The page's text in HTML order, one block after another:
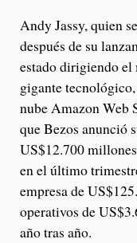
Andy Jassy, ​​quien
después de su
estado dirigiendo el
gigante
nube Amazon Web
que Bezos anunció
US$12.700
en el último
empresa de
operativos de
año tras año.